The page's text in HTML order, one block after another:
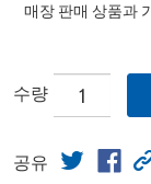
매장 판매 상품과
수량
공유